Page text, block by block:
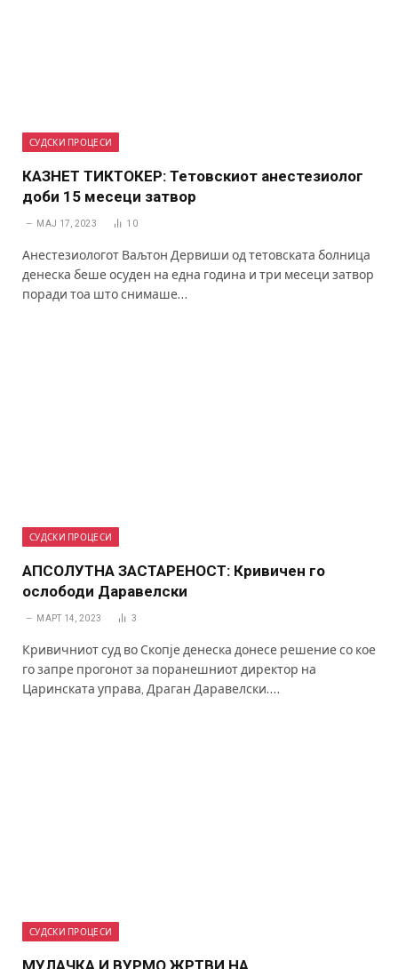
СУДСКИ ПРОЦЕСИ
КАЗНЕТ ТИКТОКЕР: Тетовскиот анестезиолог
доби 15 месеци затвор
МАЈ 17, 2023 10
Анестезиологот Ваљтон Дервиши од тетовската болница
денеска беше осуден на една година и три месеци затвор
поради тоа што снимаше…
СУДСКИ ПРОЦЕСИ
АПСОЛУТНА ЗАСТАРЕНОСТ: Кривичен го
ослободи Даравелски
МАРТ 14, 2023 3
Кривичниот суд во Скопје денеска донесе решение со кое
го запре прогонот за поранешниот директор на
Царинската управа, Драган Даравелски.…
СУДСКИ ПРОЦЕСИ